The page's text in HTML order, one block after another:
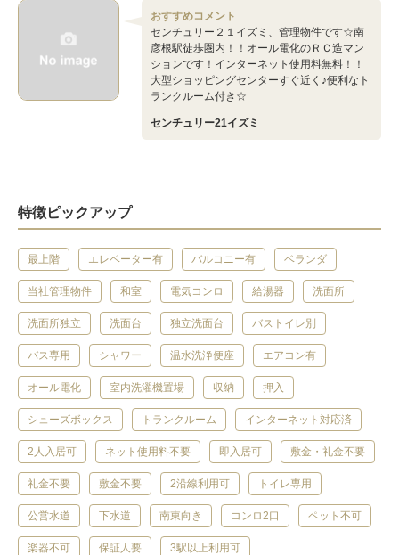
おすすめコメント
センチュリー２１イズミ、管理物件です☆南
彦根駅徒歩圏内！！オール電化のＲＣ造マン
ションです！インターネット使用料無料！！
大型ショッピングセンターすぐ近く♪便利なト
ランクルーム付き☆
センチュリー21イズミ
特徴ピックアップ
最上階 エレベーター有 バルコニー有 ベランダ
当社管理物件 和室 電気コンロ 給湯器 洗面所
洗面所独立 洗面台 独立洗面台 バストイレ別
バス専用 シャワー 温水洗浄便座 エアコン有
オール電化 室内洗濯機置場 収納 押入
シューズボックス トランクルーム インターネット対応済
2人入居可 ネット使用料不要 即入居可 敷金・礼金不要
礼金不要 敷金不要 2沿線利用可 トイレ専用
公営水道 下水道 南東向き コンロ2口 ペット不可
楽器不可 保証人要 3駅以上利用可